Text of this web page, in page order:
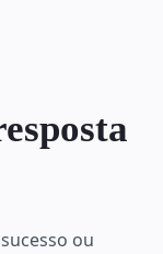
ou